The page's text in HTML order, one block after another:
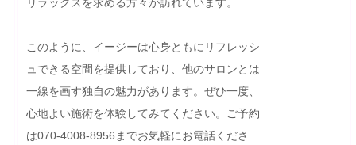
このように、イージーは心身ともにリフレッシ
ュできる空間を提供しており、他のサロンとは
一線を画す独自の魅力があります。ぜひ一度、
心地よい施術を体験してみてください。ご予約
は070-4008-8956までお気軽にお電話くださ